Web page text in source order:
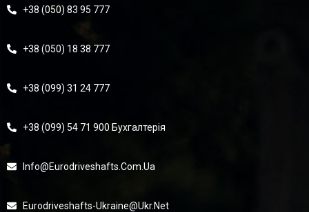
+38 (050) 83 95 777
+38 (050) 18 38 777
+38 (099) 31 24 777
+38 (099) 54 71 900 Бухгалтерія
Info@eurodriveshafts.com.ua
Eurodriveshafts-Ukraine@ukr.net